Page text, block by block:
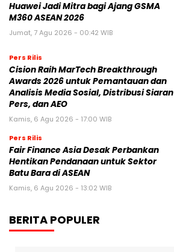
Huawei Jadi Mitra bagi Ajang GSMA
M360 ASEAN 2026
Jumat, 7 Agu 2026 - 00:42 WIB
Pers Rilis
Cision Raih MarTech Breakthrough
Awards 2026 untuk Pemantauan dan
Analisis Media Sosial, Distribusi Siaran
Pers, dan AEO
Kamis, 6 Agu 2026 - 17:00 WIB
Pers Rilis
Fair Finance Asia Desak Perbankan
Hentikan Pendanaan untuk Sektor
Batu Bara di ASEAN
Kamis, 6 Agu 2026 - 13:02 WIB
BERITA POPULER